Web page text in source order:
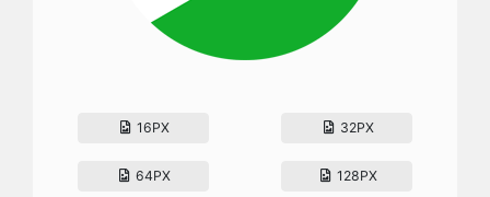
16PX 32PX
64PX 128PX